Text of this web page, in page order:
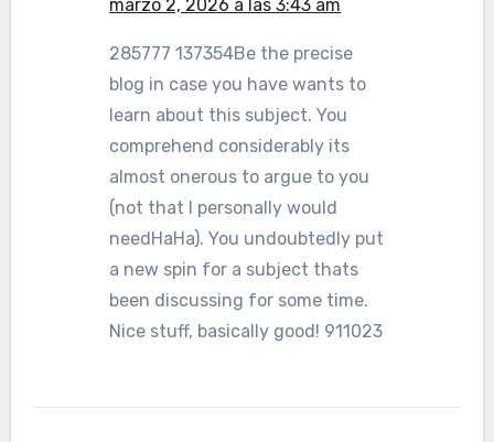
marzo 2, 2026 a las 3:43 am
285777 137354Be the precise
blog in case you have wants to
learn about this subject. You
comprehend considerably its
almost onerous to argue to you
(not that I personally would
needHaHa). You undoubtedly put
a new spin for a subject thats
been discussing for some time.
Nice stuff, basically good! 911023